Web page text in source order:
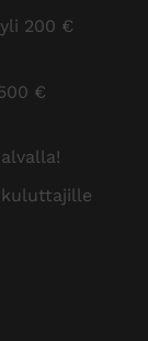
200 €
€
kuluttajille